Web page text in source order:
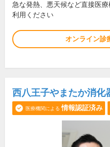
急な発熱、悪天候など直接医
利用ください
オンライン診
西八王子やまたか消化
医療機関による 情報認証済み